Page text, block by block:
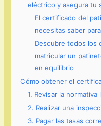
eléctrico y asegura tu
El certificado del
necesitas saber
Descubre todos los
matricular un
en equilibrio
Cómo obtener el
1. Revisar la normativa
2. Realizar una
3. Pagar las tasas